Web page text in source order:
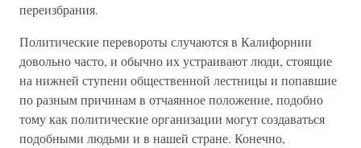
переизбрания.
Политические перевороты случаются в Калифорнии
довольно часто, и обычно их устраивают люди, стоящие
на нижней ступени общественной лестницы и попавшие
по разным причинам в отчаянное положение, подобно
тому как политические организации могут создаваться
подобными людьми и в нашей стране. Конечно,